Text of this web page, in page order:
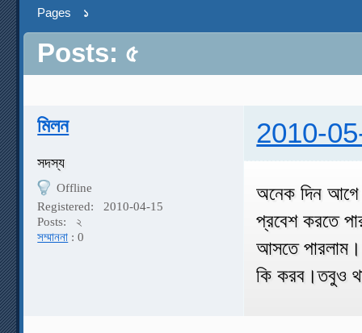
Pages ১
Posts: ৫
মিলন 2010-
সদস্য
Offline
Registered:
2010-04-15
Posts:
২
সম্মাননা : 0
অনেক দিন আগে
প্রবেশ করতে
আসতে পারলাম।
কি করব।তবুও